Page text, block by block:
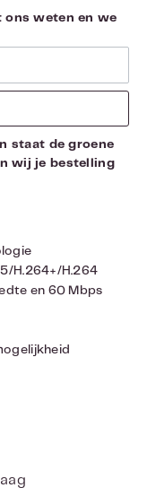
ons weten en we
staat de groene
wij je bestelling
H.264+/H.264
en 60 Mbps